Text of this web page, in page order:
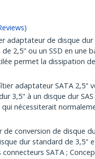
)
adaptateur de disque
2,5" ou un SSD en une
permet la dissipation
adaptateur SATA 2,5"
3,5" à un disque dur SAS
nécessiterait
de conversion de disque
dur standard de 3,5"
SATA ;